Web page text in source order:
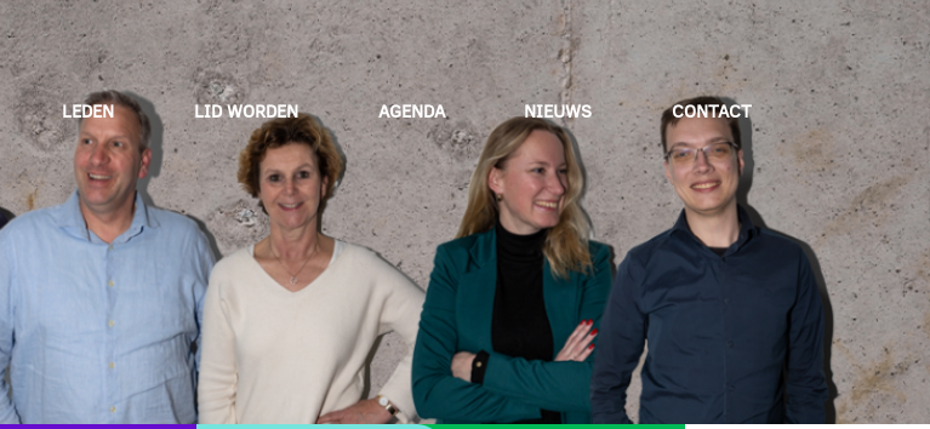
LEDEN LID WORDEN AGENDA NIEUWS CONTACT